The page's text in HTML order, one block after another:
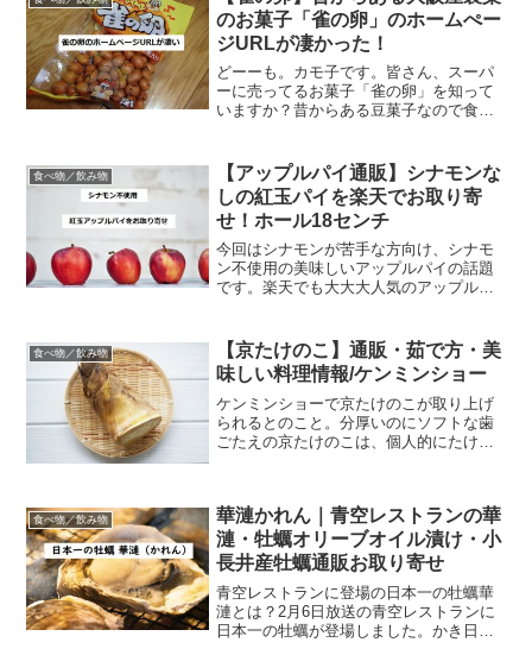
のお菓子「雀の卵」のホームぺー
ジURLが凄かった！
どーーも。カモ子です。皆さん、スーパ
ーに売ってるお菓子「雀の卵」を知って
いますか？昔からある豆菓子なので食べ
について知識がある人は少ないのではな
いのでしょうか。雀の卵を...
食べ物／飲み物
【アップルパイ通販】シナモンな
しの紅玉パイを楽天でお取り寄
せ！ホール18センチ
今回はシナモンが苦手な方向け、シナモ
ン不使用の美味しいアップルパイの話題
です。楽天でも大大大人気のアップルパ
プルパイだよ くさっ！シナモン苦手な人
におすすめのシナモン...
食べ物／飲み物
【京たけのこ】通販・茹で方・美
味しい料理情報/ケンミンショー
ケンミンショーで京たけのこが取り上げ
られるとのこと。分厚いのにソフトな歯
ごたえの京たけのこは、個人的にたけの
い料理情報を紹介し...
食べ物／飲み物
華漣かれん｜青空レストランの華
漣・牡蠣オリーブオイル漬け・小
長井産牡蠣通販お取り寄せ
青空レストランに登場の日本一の牡蠣華
漣とは？2月6日放送の青空レストランに
日本一の牡蠣が登場しました。かき日本